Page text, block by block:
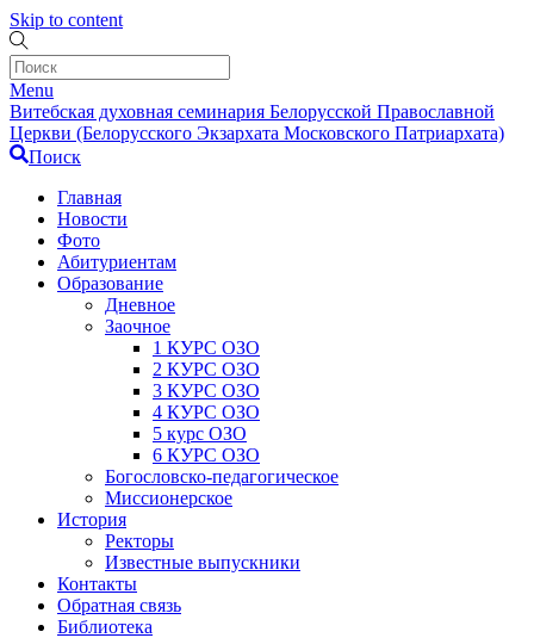
Skip to content
Menu
Витебская духовная семинария Белорусской Православной
Церкви (Белорусского Экзархата Московского Патриархата)
Поиск
Главная
Новости
Фото
Абитуриентам
Образование
Дневное
Заочное
1 КУРС ОЗО
2 КУРС ОЗО
3 КУРС ОЗО
4 КУРС ОЗО
5 курс ОЗО
6 КУРС ОЗО
Богословско-педагогическое
Миссионерское
История
Ректоры
Известные выпускники
Контакты
Обратная связь
Библиотека